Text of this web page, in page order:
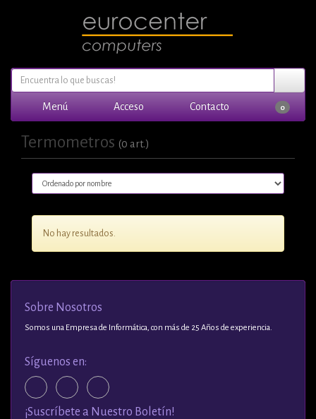
Menú Acceso Contacto 0
Termometros (0 art.)
No hay resultados.
Sobre Nosotros
Somos una Empresa de Informática, con más de 25 Años de experiencia.
Síguenos en:
¡Suscríbete a Nuestro Boletín!